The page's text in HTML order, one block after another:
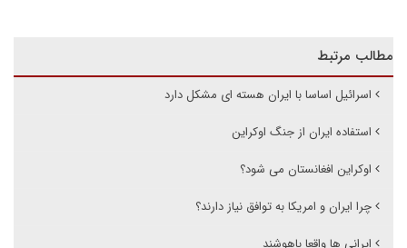
مطالب مرتبط
اسرائیل اساسا با ایران هسته ای مشکل دارد
استفاده ایران از جنگ اوکراین
اوکراین افغانستان می شود؟
چرا ایران و امریکا به توافق نیاز دارند؟